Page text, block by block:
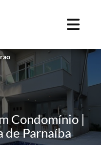
Condomínio |
de Parnaíba